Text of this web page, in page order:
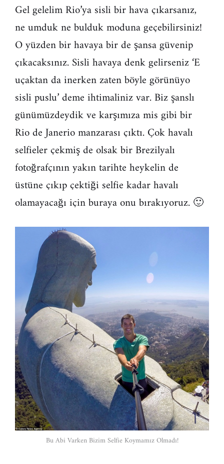
Gel gelelim Rio’ya sisli bir hava çıkarsanız,
ne umduk ne bulduk moduna geçebilirsiniz!
O yüzden bir havaya bir de şansa güvenip
çıkacaksınız. Sisli havaya denk gelirseniz ‘E
uçaktan da inerken zaten böyle görünüyo
sisli puslu’ deme ihtimaliniz var. Biz şanslı
günümüzdeydik ve karşımıza mis gibi bir
Rio de Janerio manzarası çıktı. Çok havalı
selfieler çekmiş de olsak bir Brezilyalı
fotoğrafçının yakın tarihte heykelin de
üstüne çıkıp çektiği selfie kadar havalı
olamayacağı için buraya onu bırakıyoruz. 🙂
Bu Abi Varken Bizim Selfie Koymamız Olmadı!